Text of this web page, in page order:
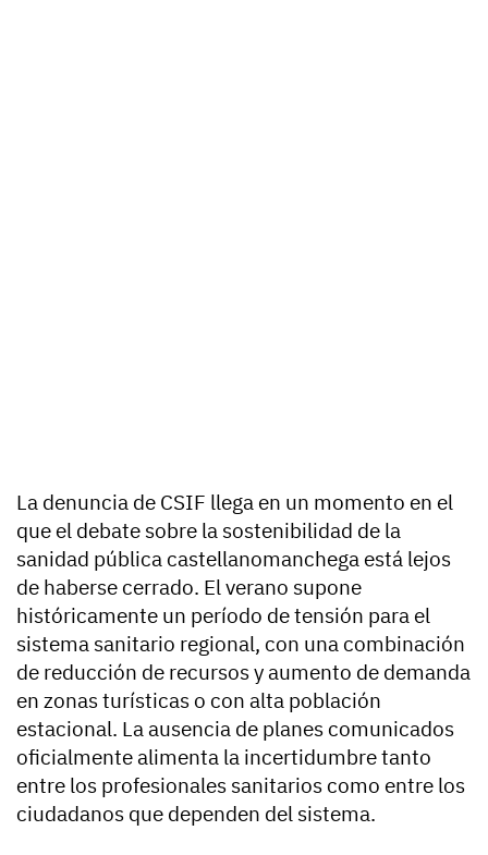
La denuncia de CSIF llega en un momento en el
que el debate sobre la sostenibilidad de la
sanidad pública castellanomanchega está lejos
de haberse cerrado. El verano supone
históricamente un período de tensión para el
sistema sanitario regional, con una combinación
de reducción de recursos y aumento de demanda
en zonas turísticas o con alta población
estacional. La ausencia de planes comunicados
oficialmente alimenta la incertidumbre tanto
entre los profesionales sanitarios como entre los
ciudadanos que dependen del sistema.